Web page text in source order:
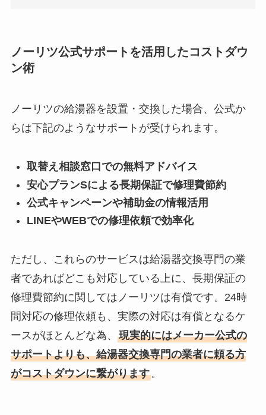
ノーリツ公式サポートを活用したコストダウ
ン術
ノーリツの給湯器を設置・交換した場合、公式か
らは下記のようなサポートが受けられます。
取替え相談窓口での無料アドバイス
安心プランSによる長期保証で修理費節約
公式キャンペーンや補助金の情報活用
LINEやWEBでの修理依頼で効率化
ただし、これらのサービスは給湯器交換専門の業
者であればどこも対応している上に、長期保証の
修理費節約に関してはノーリツは有償です。24時
間対応の修理依頼も、実際の対応は有償となるケ
ースがほとんどな為、 現実的にはメーカー公式の
サポートよりも、給湯器交換専門の業者に頼る方
がコストダウンに繋がります。